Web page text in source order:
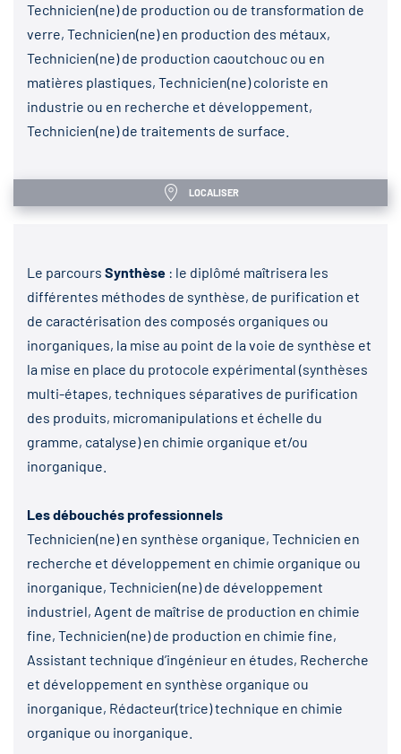
Technicien(ne) de production ou de transformation de
verre, Technicien(ne) en production des métaux,
Technicien(ne) de production caoutchouc ou en
matières plastiques, Technicien(ne) coloriste en
industrie ou en recherche et développement,
Technicien(ne) de traitements de surface.
LOCALISER
Le parcours Synthèse : le diplômé maîtrisera les
différentes méthodes de synthèse, de purification et
de caractérisation des composés organiques ou
inorganiques, la mise au point de la voie de synthèse et
la mise en place du protocole expérimental (synthèses
multi-étapes, techniques séparatives de purification
des produits, micromanipulations et échelle du
gramme, catalyse) en chimie organique et/ou
inorganique.
Les débouchés professionnels
Technicien(ne) en synthèse organique, Technicien en
recherche et développement en chimie organique ou
inorganique, Technicien(ne) de développement
industriel, Agent de maîtrise de production en chimie
fine, Technicien(ne) de production en chimie fine,
Assistant technique d’ingénieur en études, Recherche
et développement en synthèse organique ou
inorganique, Rédacteur(trice) technique en chimie
organique ou inorganique.